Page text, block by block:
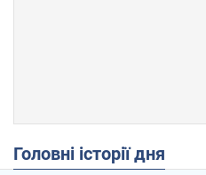
Головні історії дня